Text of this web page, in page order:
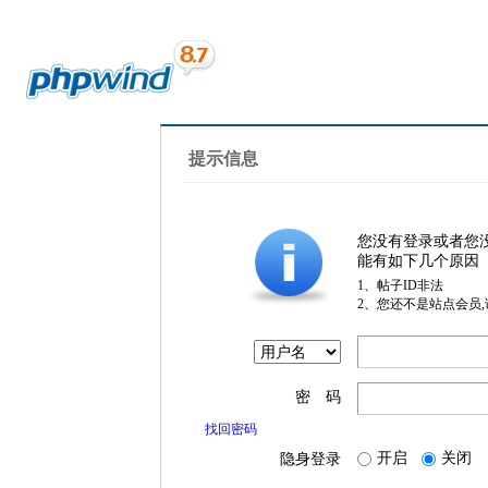
提示信息
您没有登录或者您
能有如下几个原因
1、帖子ID非法
2、您还不是站点会员
密 码
找回密码
隐身登录 开启 关闭